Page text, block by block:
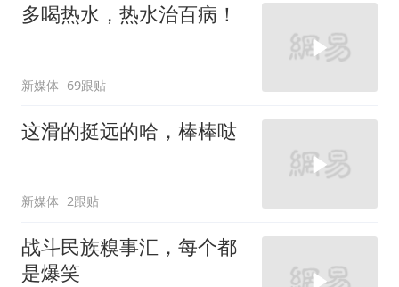
多喝热水，热水治百病！
新媒体 69跟贴
这滑的挺远的哈，棒棒哒
新媒体 2跟贴
战斗民族糗事汇，每个都
是爆笑